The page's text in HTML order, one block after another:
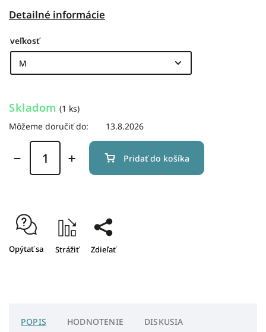
Detailné informácie
veľkosť
Skladom (1 ks)
Môžeme doručiť do:
13.8.2026
Pridať do košíka
Opýtať sa Strážiť Zdieľať
POPIS HODNOTENIE DISKUSIA